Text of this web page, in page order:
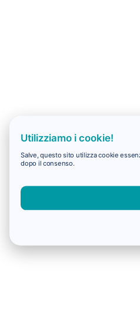
Utilizziamo i cookie!
Salve, questo sito utilizza cookie
dopo il consenso.